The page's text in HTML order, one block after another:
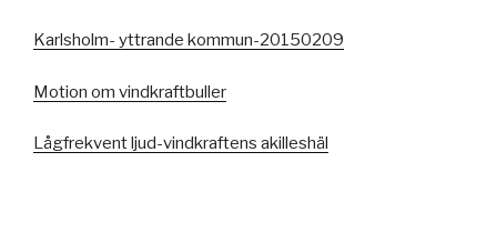
Karlsholm- yttrande kommun-20150209
Motion om vindkraftbuller
Lågfrekvent ljud-vindkraftens akilleshäl